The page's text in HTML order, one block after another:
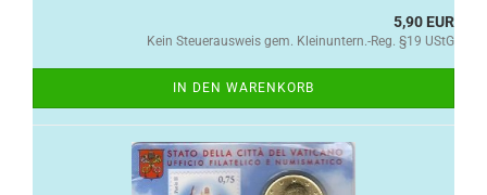
5,90 EUR
Kein Steuerausweis gem. Kleinuntern.-Reg. §19 UStG
IN DEN WARENKORB